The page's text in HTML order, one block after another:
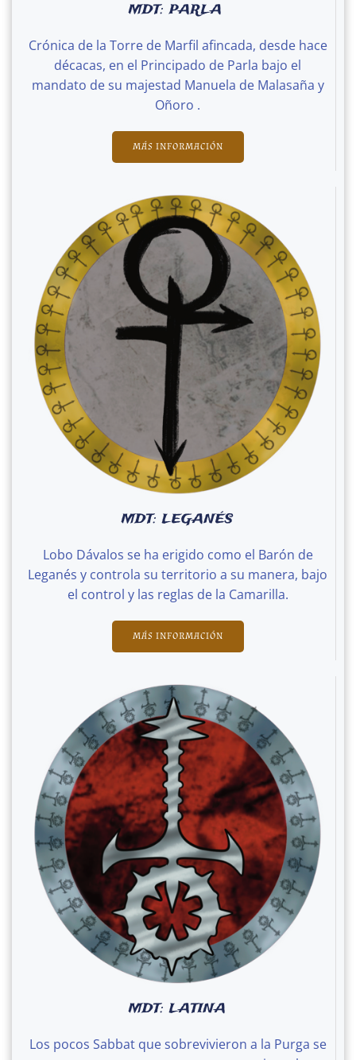
MDT: PARLA
Crónica de la Torre de Marfil afincada, desde hace
décacas, en el Principado de Parla bajo el
mandato de su majestad Manuela de Malasaña y
Oñoro .
MÁS INFORMACIÓN
MDT: LEGANÉS
Lobo Dávalos se ha erigido como el Barón de
Leganés y controla su territorio a su manera, bajo
el control y las reglas de la Camarilla.
MÁS INFORMACIÓN
MDT: LATINA
Los pocos Sabbat que sobrevivieron a la Purga se